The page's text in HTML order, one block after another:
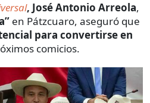
, José Antonio Arreola,
en Pátzcuaro, aseguró que
para convertirse en
comicios.